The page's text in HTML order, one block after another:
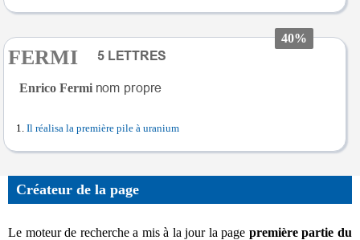
40%
FERMI
Enrico Fermi
Il réalisa la première pile à uranium
Créateur de la page
Le moteur de recherche a mis à la jour la page première partie du